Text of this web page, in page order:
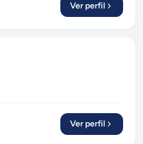
Ver perfil
Ver perfil